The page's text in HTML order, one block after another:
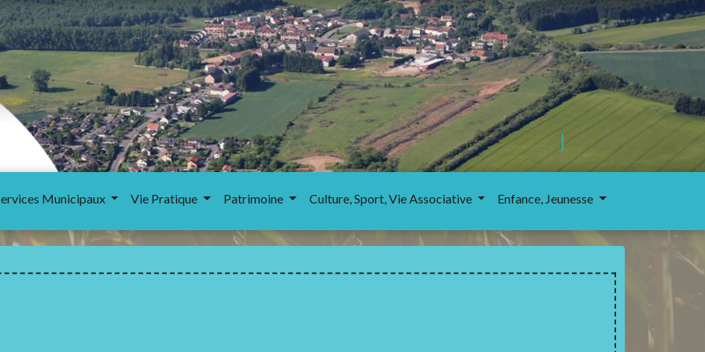
Municipaux Vie Pratique Patrimoine Culture, Sport, Vie Associative Enfance, Jeunesse